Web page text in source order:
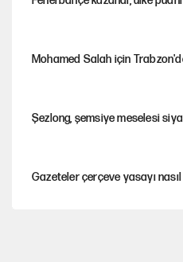
Mohamed Salah için
Şezlong, şemsiye meselesi
Gazeteler çerçeve yasayı